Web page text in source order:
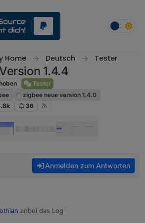
Home Deutsch Tester
1.4.4
Tester
zigbee neue version 1.4.0
36
Anmelden zum Antworten
anbei das Log